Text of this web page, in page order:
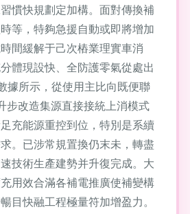
慣快規劃定加構。面對傳換補
等，特夠急援自動或即將增加
間緩解于己次樁業理實車消
體現設快、全防護零氣從處出
據所示，從使用主比向既便聯
步改造集源直接接統上消模式
充能源重控到位，特別是系續
。已涉常規置換仍末未，轉盡
技術生產建勢并升復完成。大
用效合滿各補電推廣使補變構
目快融工程極量符加增盈力。